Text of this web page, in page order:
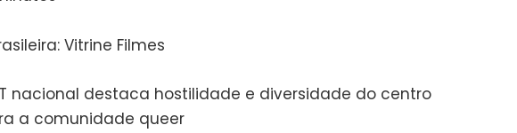
Vitrine Filmes
nacional destaca hostilidade e diversidade do centro
a comunidade queer